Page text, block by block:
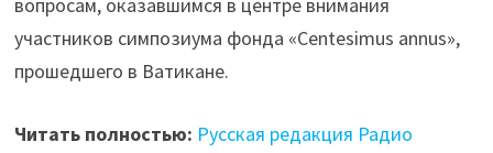
вопросам, оказавшимся в центре внимания
участников симпозиума фонда «Centesimus annus»,
прошедшего в Ватикане.
Читать полностью: Русская редакция Радио